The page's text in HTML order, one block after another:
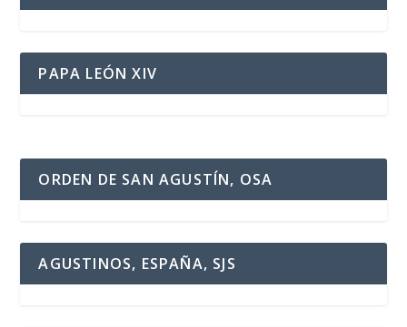
PAPA LEÓN XIV
ORDEN DE SAN AGUSTÍN, OSA
AGUSTINOS, ESPAÑA, SJS